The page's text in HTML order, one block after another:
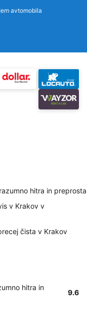
avtomobila
hitra in preprosta
v Krakov v
čista v Krakov
hitra in
9.6